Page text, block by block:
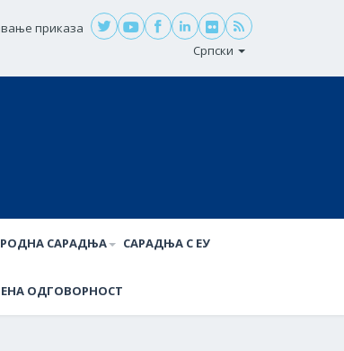
приказа
Српски
САРАДЊА САРАДЊА С ЕУ
ОДГОВОРНОСТ